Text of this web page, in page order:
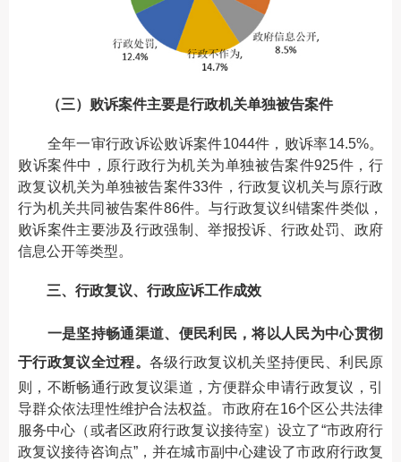
（三）败诉案件主要是行政机关单独被告案件
全年一审行政诉讼败诉案件1044件，败诉率14.5%。
败诉案件中，原行政行为机关为单独被告案件925件，行
政复议机关为单独被告案件33件，行政复议机关与原行政
行为机关共同被告案件86件。与行政复议纠错案件类似，
败诉案件主要涉及行政强制、举报投诉、行政处罚、政府
信息公开等类型。
三、行政复议、行政应诉工作成效
一是坚持畅通渠道、便民利民，将以人民为中心贯彻
于行政复议全过程。 各级行政复议机关坚持便民、利民原
则，不断畅通行政复议渠道，方便群众申请行政复议，引
导群众依法理性维护合法权益。市政府在16个区公共法律
服务中心（或者区政府行政复议接待室）设立了“市政府行
政复议接待咨询点”，并在城市副中心建设了市政府行政复